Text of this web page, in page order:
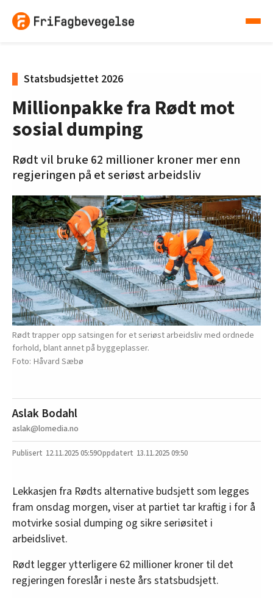
Statsbudsjettet 2026
Millionpakke fra Rødt mot
sosial dumping
Rødt vil bruke 62 millioner kroner mer enn
regjeringen på et seriøst arbeidsliv
Rødt trapper opp satsingen for et seriøst arbeidsliv med ordnede
forhold, blant annet på byggeplasser.
Håvard Sæbø
Aslak Bodahl
aslak@lomedia.no
12.11.202505:59 13.11.2025 09:50
Lekkasjen fra Rødts alternative budsjett som legges
fram onsdag morgen, viser at partiet tar kraftig i for å
motvirke sosial dumping og sikre seriøsitet i
arbeidslivet.
Rødt legger ytterligere 62 millioner kroner til det
regjeringen foreslår i neste års statsbudsjett.